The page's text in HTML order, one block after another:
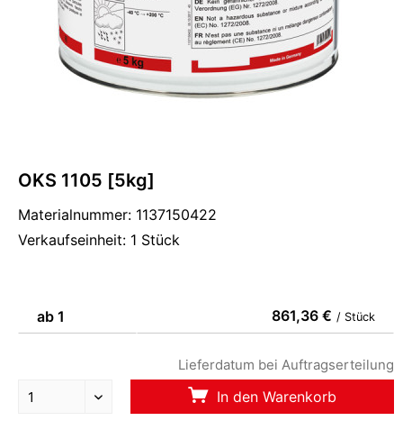
OKS 1105 [5kg]
Materialnummer: 1137150422
Verkaufseinheit: 1 Stück
ab 1 861,36 € / Stück
Lieferdatum bei Auftragserteilung
In den Warenkorb